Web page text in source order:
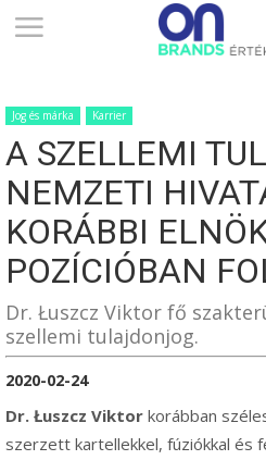
ONBRANDS
–
ÉRTÉK
ALAPON
Jog és márka Karrier
A SZELLEMI
NEMZETI
KORÁBBI
POZÍCIÓBAN
Dr. Łuszcz Viktor fő
szellemi tulajdonjog.
2020-02-24
Dr. Łuszcz Viktor korábban
szerzett kartellekkel, fúziókkal és